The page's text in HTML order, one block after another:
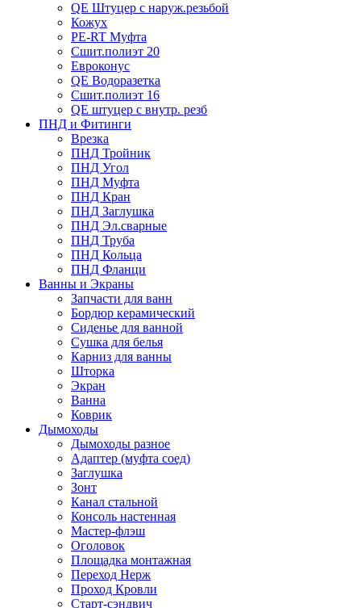
QE Штуцер с наруж.резьбой
Кожух
PE-RT Муфта
Сшит.полиэт 20
Евроконус
QE Водоразетка
Сшит.полиэт 16
QE штуцер с внутр. резб
ПНД и Фитинги
Врезка
ПНД Тройник
ПНД Угол
ПНД Муфта
ПНД Кран
ПНД Заглушка
ПНД Эл.сварные
ПНД Труба
ПНД Кольца
ПНД Фланци
Ванны и Экраны
Запчасти для ванн
Бордюр керамический
Сиденье для ванной
Сушка для белья
Карниз для ванны
Шторка
Экран
Ванна
Коврик
Дымоходы
Дымоходы разное
Адаптер (муфта соед)
Заглушка
Зонт
Канал стальной
Консоль настенная
Мастер-флэш
Оголовок
Площадка монтажная
Переход Нерж
Проход Кровли
Старт-сэндвич